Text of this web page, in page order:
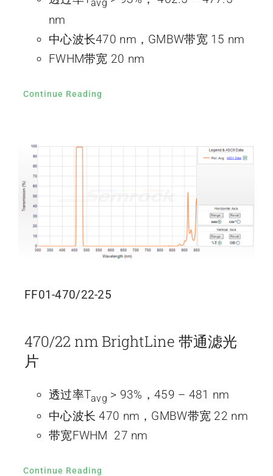
avg
nm
中心波长470 nm，GMBW带宽 15 nm
FWHM带宽 20 nm
Continue Reading
FF01-470/22-25
470/22 nm BrightLine 带通滤光
片
透过率Tavg > 93%，459 – 481 nm
中心波长 470 nm，GMBW带宽 22 nm
带宽FWHM 27 nm
Continue Reading